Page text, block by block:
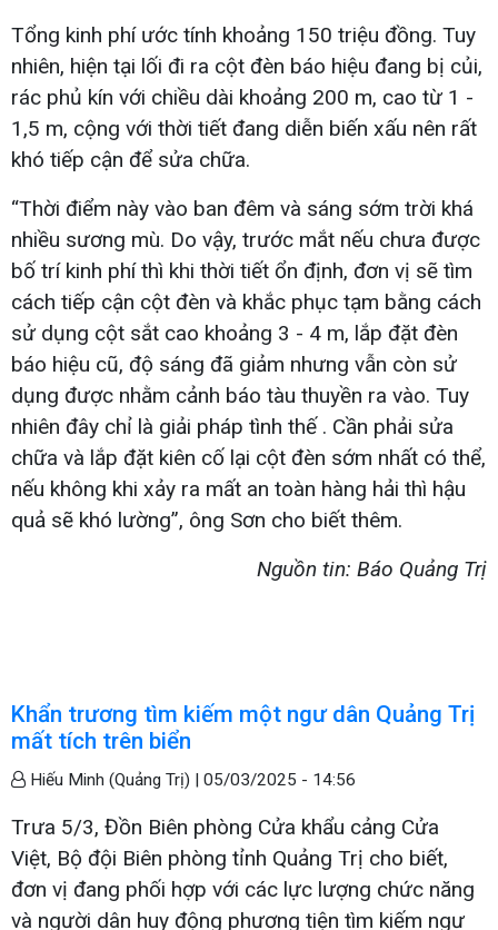
Tổng kinh phí ước tính khoảng 150 triệu đồng. Tuy
nhiên, hiện tại lối đi ra cột đèn báo hiệu đang bị củi,
rác phủ kín với chiều dài khoảng 200 m, cao từ 1 -
1,5 m, cộng với thời tiết đang diễn biến xấu nên rất
khó tiếp cận để sửa chữa.
“Thời điểm này vào ban đêm và sáng sớm trời khá
nhiều sương mù. Do vậy, trước mắt nếu chưa được
bố trí kinh phí thì khi thời tiết ổn định, đơn vị sẽ tìm
cách tiếp cận cột đèn và khắc phục tạm bằng cách
sử dụng cột sắt cao khoảng 3 - 4 m, lắp đặt đèn
báo hiệu cũ, độ sáng đã giảm nhưng vẫn còn sử
dụng được nhằm cảnh báo tàu thuyền ra vào. Tuy
nhiên đây chỉ là giải pháp tình thế . Cần phải sửa
chữa và lắp đặt kiên cố lại cột đèn sớm nhất có thể,
nếu không khi xảy ra mất an toàn hàng hải thì hậu
quả sẽ khó lường”, ông Sơn cho biết thêm.
Nguồn tin: Báo Quảng Trị
Khẩn trương tìm kiếm một ngư dân Quảng Trị
mất tích trên biển
Hiếu Minh (Quảng Trị) | 05/03/2025 - 14:56
Trưa 5/3, Đồn Biên phòng Cửa khẩu cảng Cửa
Việt, Bộ đội Biên phòng tỉnh Quảng Trị cho biết,
đơn vị đang phối hợp với các lực lượng chức năng
và người dân huy động phương tiện tìm kiếm ngư